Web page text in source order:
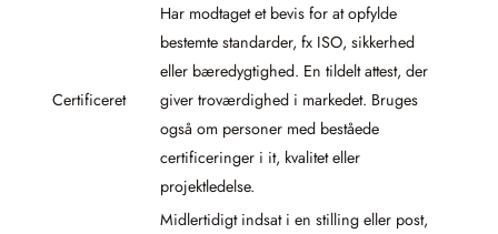
Certificeret
Har modtaget et bevis for at opfylde
bestemte standarder, fx ISO, sikkerhed
eller bæredygtighed. En tildelt attest, der
giver troværdighed i markedet. Bruges
også om personer med beståede
certificeringer i it, kvalitet eller
projektledelse.
Midlertidigt indsat i en stilling eller post,